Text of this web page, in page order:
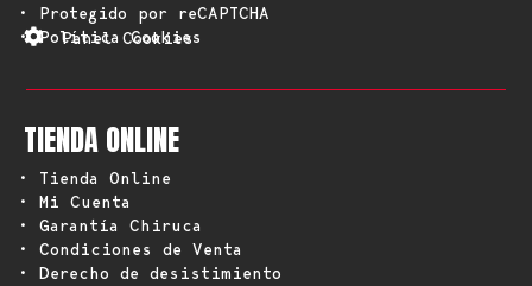
• Protegido por reCAPTCHA
• Política Cookies
Panel Cookies
TIENDA ONLINE
• Tienda Online
• Mi Cuenta
• Garantía Chiruca
• Condiciones de Venta
• Derecho de desistimiento